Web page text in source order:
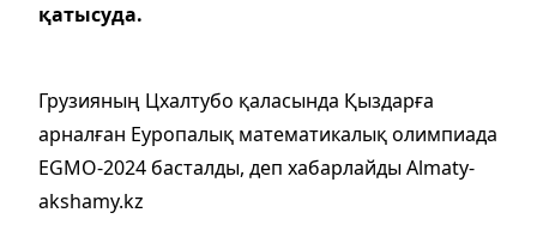
қатысуда.
Грузияның Цхалтубо қаласында Қыздарға
арналған Еуропалық математикалық олимпиада
ЕGМО-2024 басталды, деп хабарлайды Almaty-
akshamy.kz